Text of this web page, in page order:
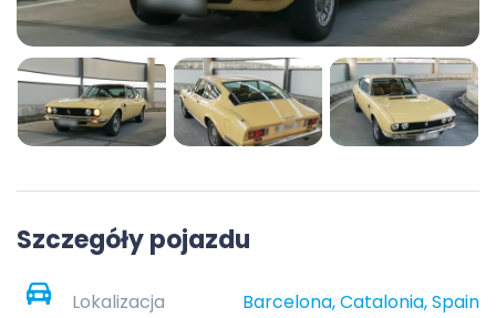
Szczegóły pojazdu
Lokalizacja
Barcelona, Catalonia, Spain